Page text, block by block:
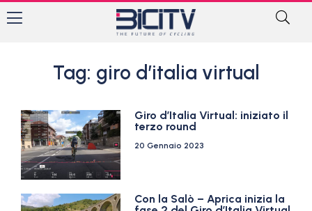
Tag: giro d’italia virtual
Giro d’Italia Virtual: iniziato il
terzo round
20 Gennaio 2023
Con la Salò – Aprica inizia la